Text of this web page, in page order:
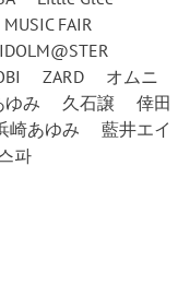
MUSIC FAIR
ZARD
オムニ
ゆみ 久石譲
倖田
崎あゆみ
藍井エイ
파